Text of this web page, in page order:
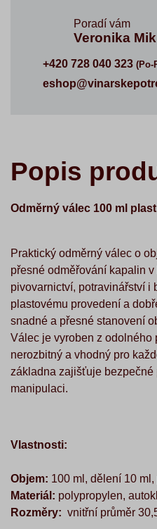
Poradí vám
Veronika
+420 728 040 323 (Po-
Popis
Odměrný válec 100 ml plast
Praktický odměrný válec o
přesné odměřování kapalin
pivovarnictví, potravinářství i
plastovému provedení a
snadné a přesné stanovení
Válec je vyroben z odolného
nerozbitný a vhodný pro
základna zajišťuje bezpečné
manipulaci.
Vlastnosti:
Objem: 100 ml, dělení 10
Materiál: polypropylen,
Rozměry: vnitřní průměr